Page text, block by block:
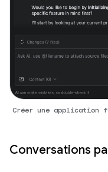
Créer une application
Conversations